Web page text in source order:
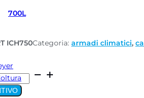
700L
ICH750Categoria: armadi climatici,